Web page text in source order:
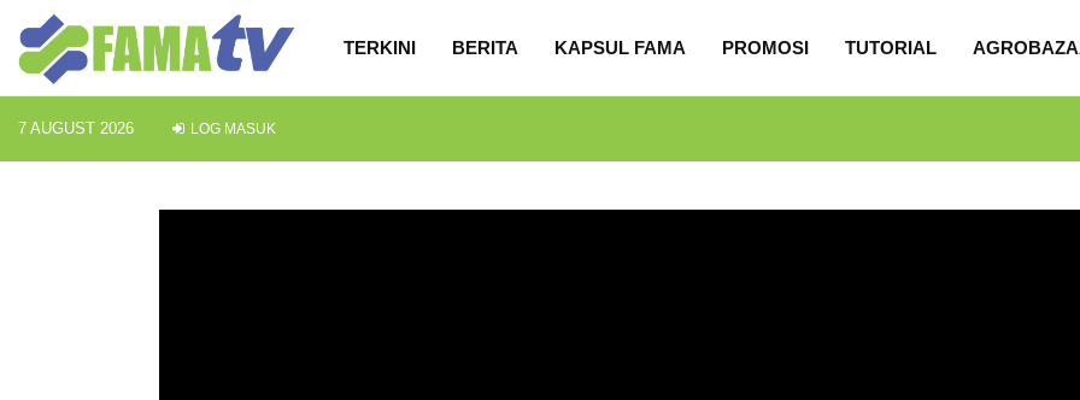
TERKINI BERITA KAPSUL FAMA PROMOSI TUTORIAL
7 AUGUST 2026 LOG MASUK